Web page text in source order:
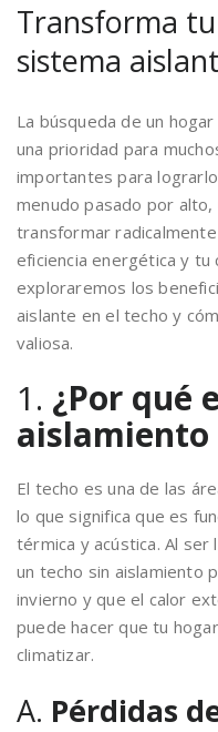
Transforma
sistema
La búsqueda de un
una prioridad para
importantes para
menudo pasado por
transformar
eficiencia energética y tu
exploraremos los
aislante en el techo y
valiosa.
1. ¿Por qué
aislamiento
El techo es una de las
lo que significa que es
térmica y acústica. Al
un techo sin aislamiento
invierno y que el calor
puede hacer que tu
climatizar.
A. Pérdidas